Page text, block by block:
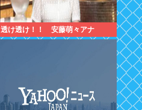
透け透け！！ 安藤萌々アナ